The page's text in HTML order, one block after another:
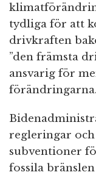
tydliga för att
drivkraften
”den främsta
ansvarig för
förändringarna.
regleringar
subventioner
fossila